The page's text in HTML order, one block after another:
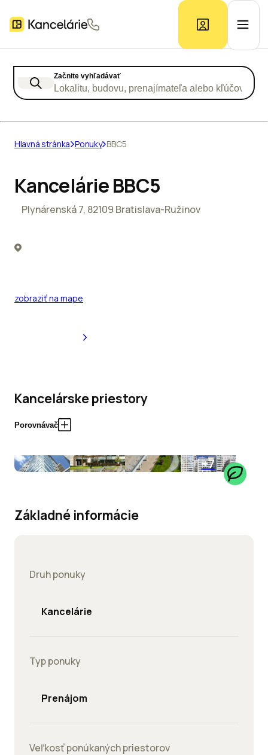
Prieskum trhu
Inzerát
Začnite vyhľadávať
Lokalitu, budovu, prenajímateľa alebo kľúčové
Hlavná stránka Ponuky BBC5
Kancelárie BBC5
Plynárenská 7, 82109 Bratislava-Ružinov
zobraziť na mape
Kancelárske priestory
Porovnávač
+7
Základné informácie
Druh ponuky
Kancelárie
Typ ponuky
Prenájom
Veľkosť ponúkaných priestorov